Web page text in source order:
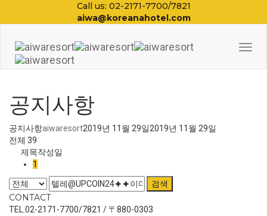
Call us: 02-2171-7700/7821
aiwa@koreanahotel.com
공지사항
공지사항aiwaresort2019년 11월 29일2019년 11월 29일
전체 39
제목작성일
1
검색
CONTACT
TEL.02-2171-7700/7821 / 〒880-0303